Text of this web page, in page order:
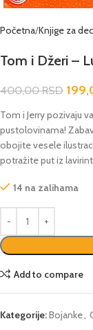
Početna Knjige za
Tom i Džeri –
400,00RSD
Tom i Jerry pozivaju
pustolovinama!
obojite vesele
potražite put iz
14 na zalihama
Add to compare
Kategorije:Bojanke,